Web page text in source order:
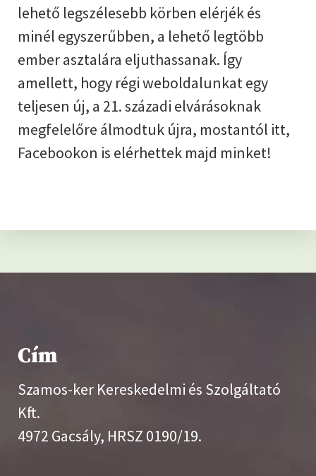
lehető legszélesebb körben elérjék és
minél egyszerűbben, a lehető legtöbb
ember asztalára eljuthassanak. Így
amellett, hogy régi weboldalunkat egy
teljesen új, a 21. századi elvárásoknak
megfelelőre álmodtuk újra, mostantól itt,
Facebookon is elérhettek majd minket!
Cím
Szamos-ker Kereskedelmi és Szolgáltató
Kft.
4972 Gacsály, HRSZ 0190/19.